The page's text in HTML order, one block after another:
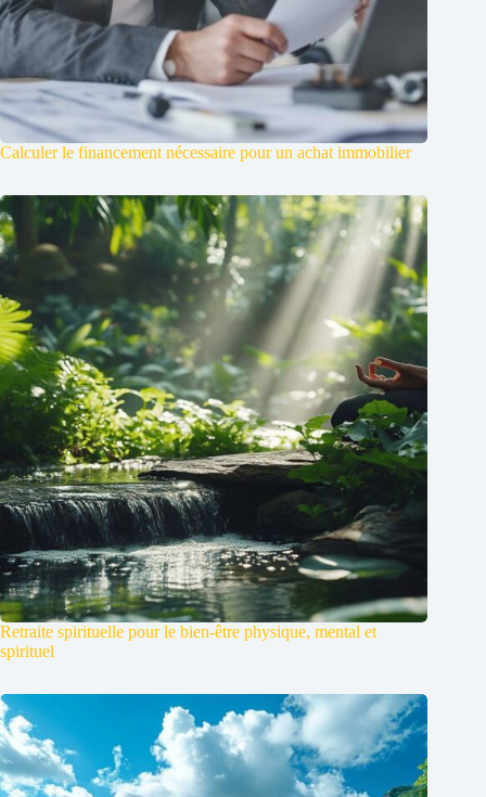
Calculer le financement nécessaire pour un achat immobilier
Retraite spirituelle pour le bien-être physique, mental et
spirituel